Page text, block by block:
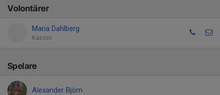
Volontärer
Maria Dahlberg
Kassör
Spelare
Alexander Björn